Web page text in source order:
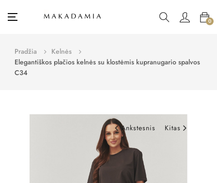
Toggle
☰ 0
Pradžia
Kelnės
Elegantiškos plačios kelnės su klostėmis kupranugario spalvos
C34
Ankstesnis Kitas